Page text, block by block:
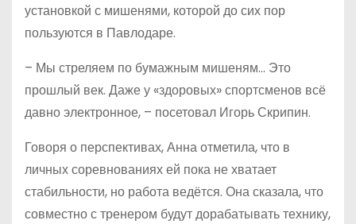
установкой с мишенями, которой до сих пор
пользуются в Павлодаре.
– Мы стреляем по бумажным мишеням… Это
прошлый век. Даже у «здоровых» спортсменов всё
давно электронное, – посетовал Игорь Скрипин.
Говоря о перспективах, Анна отметила, что в
личных соревнованиях ей пока не хватает
стабильности, но работа ведётся. Она сказала, что
совместно с тренером будут дорабатывать технику,